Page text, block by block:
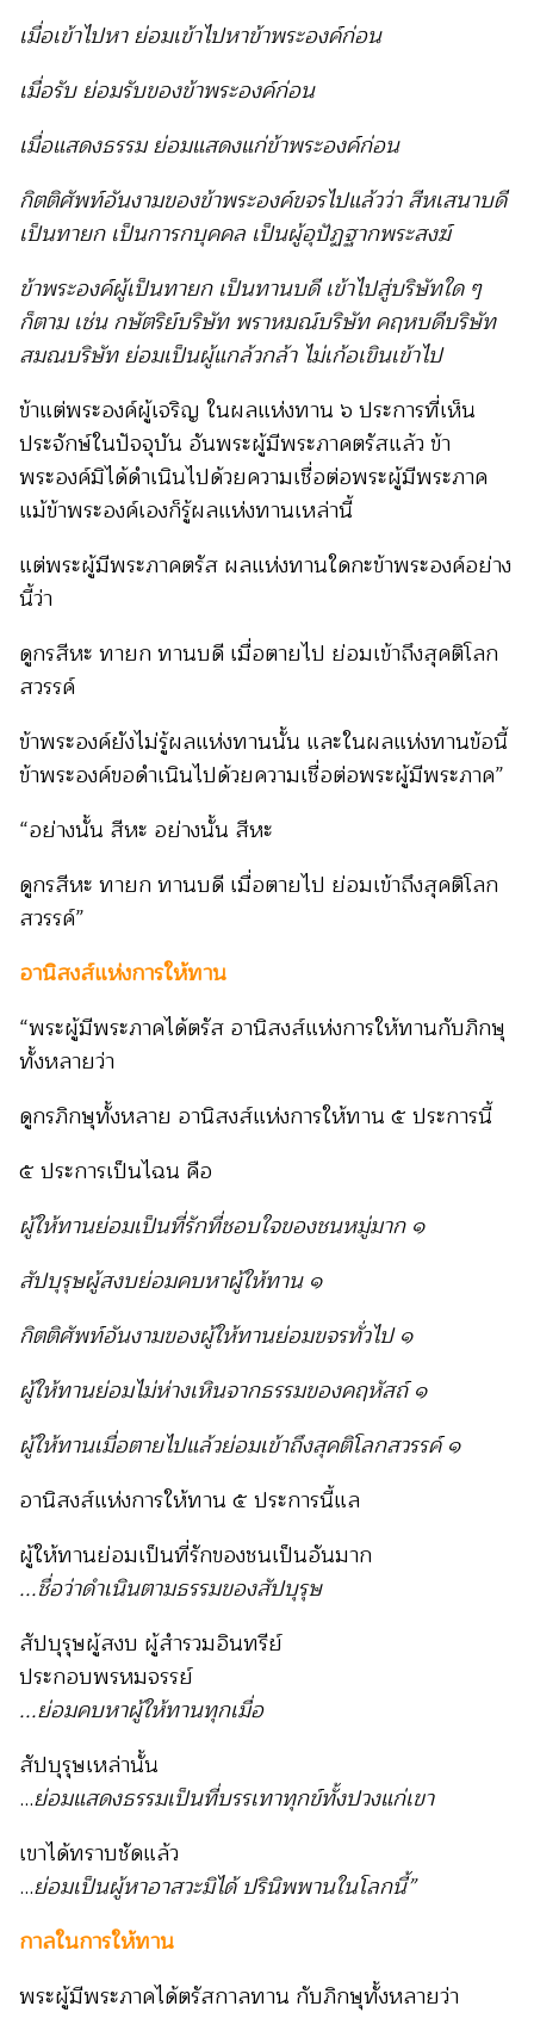
เมื่อเข้าไปหา ย่อมเข้าไปหาข้าพระองค์ก่อน
เมื่อรับ ย่อมรับของข้าพระองค์ก่อน
เมื่อแสดงธรรม ย่อมแสดงแก่ข้าพระองค์ก่อน
กิตติศัพท์อันงามของข้าพระองค์ขจรไปแล้วว่า สีหเสนาบดี
เป็นทายก เป็นการกบุคคล เป็นผู้อุปัฏฐากพระสงฆ์
ข้าพระองค์ผู้เป็นทายก เป็นทานบดี เข้าไปสู่บริษัทใด ๆ
ก็ตาม เช่น กษัตริย์บริษัท พราหมณ์บริษัท คฤหบดีบริษัท
สมณบริษัท ย่อมเป็นผู้แกล้วกล้า ไม่เก้อเขินเข้าไป
ข้าแต่พระองค์ผู้เจริญ ในผลแห่งทาน ๖ ประการที่เห็น
ประจักษ์ในปัจจุบัน อันพระผู้มีพระภาคตรัสแล้ว ข้า
พระองค์มิได้ดำเนินไปด้วยความเชื่อต่อพระผู้มีพระภาค
แม้ข้าพระองค์เองก็รู้ผลแห่งทานเหล่านี้
แต่พระผู้มีพระภาคตรัส ผลแห่งทานใดกะข้าพระองค์อย่าง
นี้ว่า
ดูกรสีหะ ทายก ทานบดี เมื่อตายไป ย่อมเข้าถึงสุคติโลก
สวรรค์
ข้าพระองค์ยังไม่รู้ผลแห่งทานนั้น และในผลแห่งทานข้อนี้
ข้าพระองค์ขอดำเนินไปด้วยความเชื่อต่อพระผู้มีพระภาค”
“อย่างนั้น สีหะ อย่างนั้น สีหะ
ดูกรสีหะ ทายก ทานบดี เมื่อตายไป ย่อมเข้าถึงสุคติโลก
สวรรค์”
อานิสงส์แห่งการให้ทาน
“พระผู้มีพระภาคได้ตรัส อานิสงส์แห่งการให้ทานกับภิกษุ
ทั้งหลายว่า
ดูกรภิกษุทั้งหลาย อานิสงส์แห่งการให้ทาน ๕ ประการนี้
๕ ประการเป็นไฉน คือ
ผู้ให้ทานย่อมเป็นที่รักที่ชอบใจของชนหมู่มาก ๑
สัปบุรุษผู้สงบย่อมคบหาผู้ให้ทาน ๑
กิตติศัพท์อันงามของผู้ให้ทานย่อมขจรทั่วไป ๑
ผู้ให้ทานย่อมไม่ห่างเหินจากธรรมของคฤหัสถ์ ๑
ผู้ให้ทานเมื่อตายไปแล้วย่อมเข้าถึงสุคติโลกสวรรค์ ๑
อานิสงส์แห่งการให้ทาน ๕ ประการนี้แล
ผู้ให้ทานย่อมเป็นที่รักของชนเป็นอันมาก
...ชื่อว่าดำเนินตามธรรมของสัปบุรุษ
สัปบุรุษผู้สงบ ผู้สำรวมอินทรีย์
ประกอบพรหมจรรย์
...ย่อมคบหาผู้ให้ทานทุกเมื่อ
สัปบุรุษเหล่านั้น
...ย่อมแสดงธรรมเป็นที่บรรเทาทุกข์ทั้งปวงแก่เขา
เขาได้ทราบชัดแล้ว
...ย่อมเป็นผู้หาอาสวะมิได้ ปรินิพพานในโลกนี้”
กาลในการให้ทาน
พระผู้มีพระภาคได้ตรัสกาลทาน กับภิกษุทั้งหลายว่า